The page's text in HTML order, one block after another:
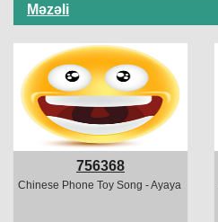
Məzəli
756368
Chinese Phone Toy Song - Ayaya